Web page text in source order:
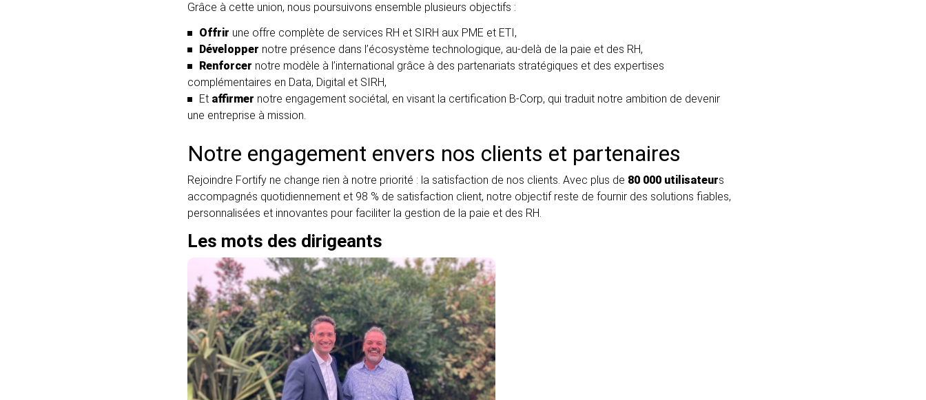
Grâce à cette union, nous poursuivons ensemble plusieurs objectifs :
Offrir une offre complète de services RH et SIRH aux PME et ETI,
Développer notre présence dans l’écosystème technologique, au-delà de la paie et des RH,
Renforcer notre modèle à l’international grâce à des partenariats stratégiques et des expertises
complémentaires en Data, Digital et SIRH,
Et affirmer notre engagement sociétal, en visant la certification B-Corp, qui traduit notre ambition de devenir
une entreprise à mission.
Notre engagement envers nos clients et partenaires
Rejoindre Fortify ne change rien à notre priorité : la satisfaction de nos clients. Avec plus de 80 000 utilisateurs
accompagnés quotidiennement et 98 % de satisfaction client, notre objectif reste de fournir des solutions fiables,
personnalisées et innovantes pour faciliter la gestion de la paie et des RH.
Les mots des dirigeants